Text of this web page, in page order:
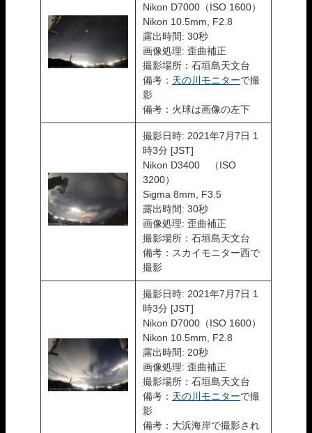
Nikon D7000（ISO 1600）
Nikon 10.5mm, F2.8
露出時間: 30秒
画像処理: 歪曲補正
撮影場所：石垣島天文台
備考： 天の川モニターで撮
影
備考：火球は画像の左下
撮影日時: 2021年7月7日 1
時3分 [JST]
Nikon D3400 （ISO
3200）
Sigma 8mm, F3.5
露出時間: 30秒
画像処理: 歪曲補正
撮影場所：石垣島天文台
備考：スカイモニター西で
撮影
撮影日時: 2021年7月7日 1
時3分 [JST]
Nikon D7000（ISO 1600）
Nikon 10.5mm, F2.8
露出時間: 20秒
画像処理: 歪曲補正
撮影場所：石垣島天文台
備考： 天の川モニターで撮
影
備考：大浜海岸で撮影され